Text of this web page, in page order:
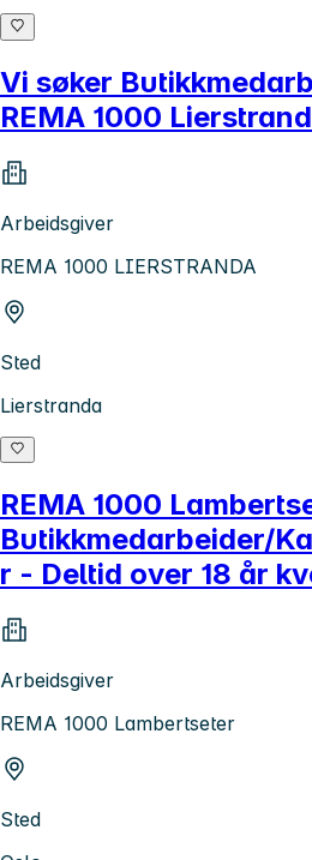
Vi søker
REMA 1000
Arbeidsgiver
REMA 1000 LIERSTRANDA
Sted
Lierstranda
REMA 1000
Butikkmedarbeider/
r - Deltid over 18 år
Arbeidsgiver
REMA 1000 Lambertseter
Sted